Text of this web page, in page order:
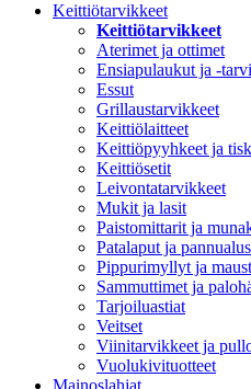
Keittiötarvikkeet
Keittiötarvikkeet
Aterimet ja ottimet
Ensiapulaukut ja -
Essut
Grillaustarvikkeet
Keittiölaitteet
Keittiöpyyhkeet ja
Keittiösetit
Leivontatarvikkeet
Mukit ja lasit
Paistomittarit ja
Patalaput ja
Pippurimyllyt ja
Sammuttimet ja
Tarjoiluastiat
Veitset
Viinitarvikkeet ja
Vuolukivituotteet
Mainoslahjat